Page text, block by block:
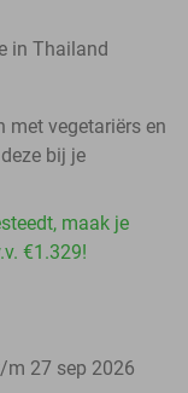
in Thailand
met vegetariërs en
bij je
maak je
€1.329!
27 sep 2026